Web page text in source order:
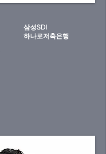
삼성SDI
​하나로저축은행